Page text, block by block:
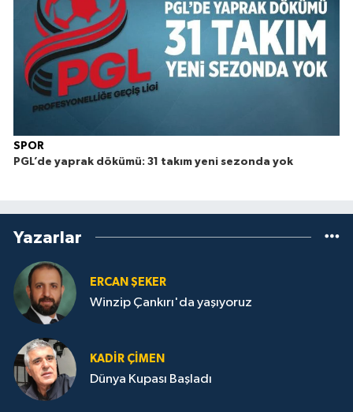
SPOR
PGL’de yaprak dökümü: 31 takım yeni sezonda yok
Yazarlar
ERCAN ŞEKER
Winzip Çankırı'da yaşıyoruz
KADIR ÇIMEN
Dünya Kupası Başladı